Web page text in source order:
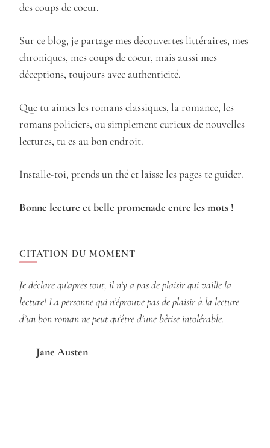
des coups de coeur.
Sur ce blog, je partage mes découvertes littéraires, mes
chroniques, mes coups de coeur, mais aussi mes
déceptions, toujours avec authenticité.
Que tu aimes les romans classiques, la romance, les
romans policiers, ou simplement curieux de nouvelles
lectures, tu es au bon endroit.
Installe-toi, prends un thé et laisse les pages te guider.
Bonne lecture et belle promenade entre les mots !
CITATION DU MOMENT
Je déclare qu’après tout, il n’y a pas de plaisir qui vaille la
lecture! La personne qui n’éprouve pas de plaisir à la lecture
d’un bon roman ne peut qu’être d’une bêtise intolérable.
Jane Austen